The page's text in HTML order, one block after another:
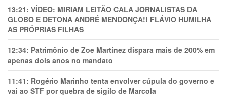
13:21: VÍDEO: MIRIAM LEITÃO CALA JORNALISTAS DA
GLOBO E DETONA ANDRÉ MENDONÇA!! FLÁVIO HUMILHA
AS PRÓPRIAS FILHAS
12:34: Patrimônio de Zoe Martínez dispara mais de 200% em
apenas dois anos no mandato
11:41: Rogério Marinho tenta envolver cúpula do governo e
vai ao STF por quebra de sigilo de Marcola